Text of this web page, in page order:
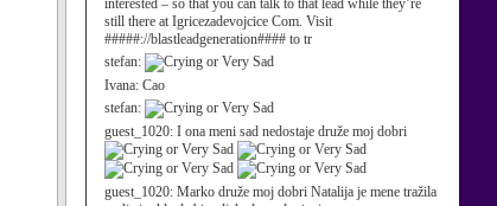
interested – so that you can talk to that lead while they’re
still there at Igricezadevojcice Com. Visit
#####://blastleadgeneration#### to tr
stefan:
Ivana: Cao
stefan:
guest_1020: I ona meni sad nedostaje druže moj dobri
guest_1020: Marko druže moj dobri Natalija je mene tražila